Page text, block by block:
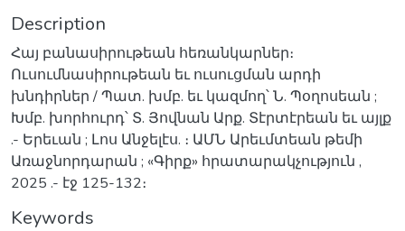
Description
Հայ բանասիրութեան հեռանկարներ։
Ուսումնասիրութեան եւ ուսուցման արդի
խնդիրներ / Պատ. խմբ. եւ կազմող՝ Ն. Պօղոսեան ;
Խմբ. խորհուրդ՝ Տ. Յովնան Արք. Տէրտէրեան եւ այլք
.- Երեւան ; Լոս Անջելէս. ։ ԱՄՆ Արեւմտեան թեմի
Առաջնորդարան ; «Գիրք» հրատարակչություն ,
2025 .- էջ 125-132։
Keywords